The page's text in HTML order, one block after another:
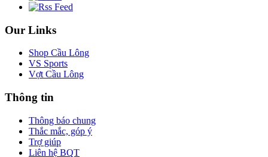
Our Links
Shop Cầu Lông
VS Sports
Vợt Cầu Lông
Thông tin
Thông báo chung
Thắc mắc, góp ý
Trợ giúp
Liên hệ BQT